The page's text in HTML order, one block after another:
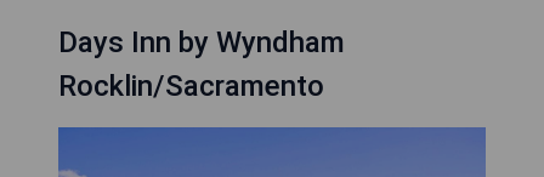
Days Inn by Wyndham
Rocklin/Sacramento